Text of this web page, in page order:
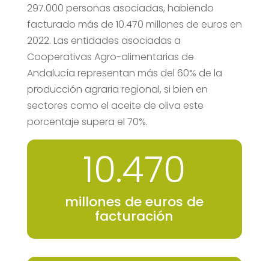
297.000 personas asociadas, habiendo
facturado más de 10.470 millones de euros en
2022. Las entidades asociadas a
Cooperativas Agro-alimentarias de
Andalucía representan más del 60% de la
producción agraria regional, si bien en
sectores como el aceite de oliva este
porcentaje supera el 70%.
10.470
millones de euros de
facturación